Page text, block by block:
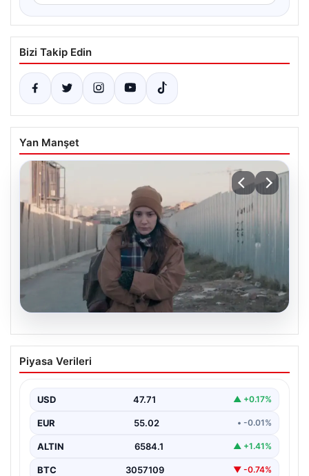
Bizi Takip Edin
Yan Manşet
Türk sinemasında farklı bir imza: Ceylan
Özgün Özçelik’in en iyi filmleri
Piyasa Verileri
USD 47.71 ▲ +0.17%
EUR 55.02 • -0.01%
ALTIN 6584.1 ▲ +1.41%
BTC 3057109 ▼ -0.74%